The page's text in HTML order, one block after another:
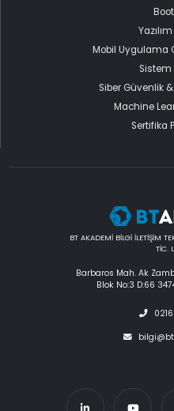
Mobil Uygulama
Sistem
Siber Güvenlik
Machine
Sertifika
BT AKADEMİ BİLGİ İLETİŞİM
TİC.
Barbaros Mah. Ak
Blok No:3 D:66